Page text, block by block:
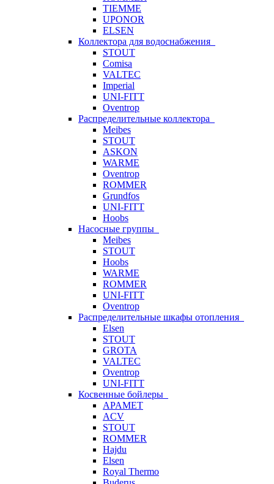
TIEMME
UPONOR
ELSEN
Коллектора для водоснабжения
STOUT
Comisa
VALTEC
Imperial
UNI-FITT
Oventrop
Распределительные коллектора
Meibes
STOUT
ASKON
WARME
Oventrop
ROMMER
Grundfos
UNI-FITT
Hoobs
Насосные группы
Meibes
STOUT
Hoobs
WARME
ROMMER
UNI-FITT
Oventrop
Распределительные шкафы отопления
Elsen
STOUT
GROTA
VALTEC
Oventrop
UNI-FITT
Косвенные бойлеры
APAMET
ACV
STOUT
ROMMER
Hajdu
Elsen
Royal Thermo